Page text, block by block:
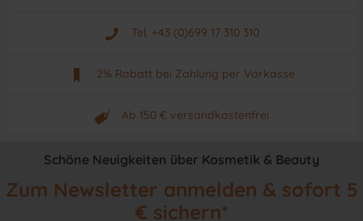
Aus Graz - Österreich
Tel. +43 (0)699 17 310 310
Mo - Fr. von 9 - 17 Uhr
2% Rabatt bei Zahlung per Vorkasse
Neuwertiges & aktuelles Produkt
Ab 150 € versandkostenfrei
Originalprodukt vom Hersteller
Schöne Neuigkeiten über Kosmetik & Beauty
Zum Newsletter anmelden & sofort 5
€ sichern*